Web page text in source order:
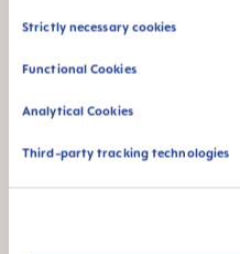
Consent
Strictly necessary cookies
Functional Cookies
Analytical Cookies
Third-party tracking technologies
månader